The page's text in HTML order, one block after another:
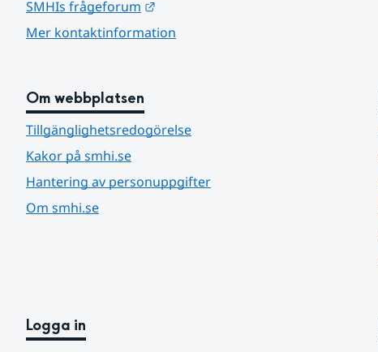
SMHIs frågeforum
Mer kontaktinformation
Om webbplatsen
Tillgänglighetsredogörelse
Kakor på smhi.se
Hantering av personuppgifter
Om smhi.se
Logga in